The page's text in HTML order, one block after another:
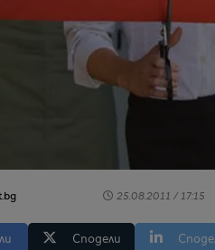
25.08.2011 / 17:15
Сподели